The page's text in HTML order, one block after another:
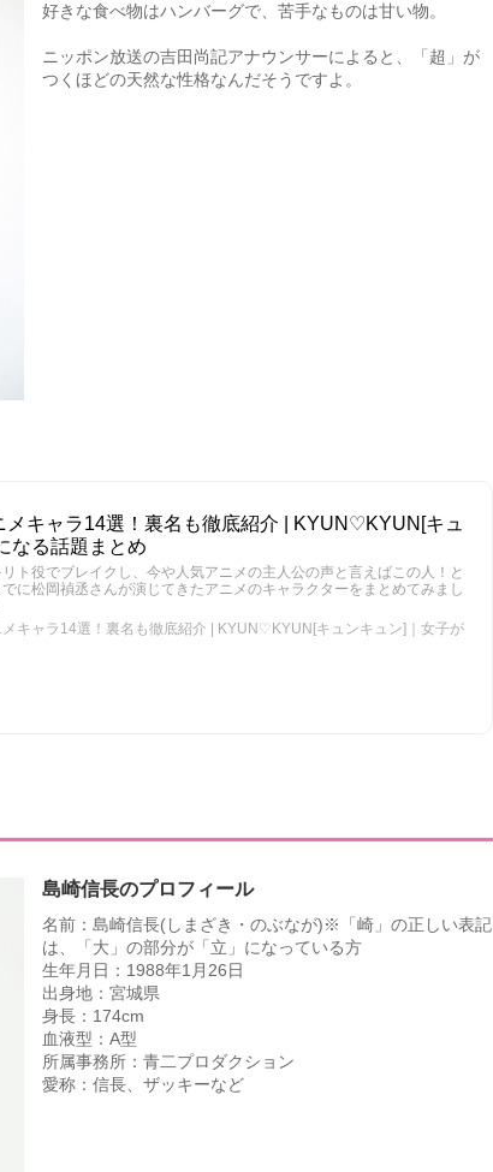
好きな食べ物はハンバーグで、苦手なものは甘い物。
ニッポン放送の吉田尚記アナウンサーによると、「超」が
つくほどの天然な性格なんだそうですよ。
メキャラ14選！裏名も徹底紹介 | KYUN♡KYUN[キュ
なる話題まとめ
ト役でブレイクし、今や人気アニメの主人公の声と言えばこの人！と
に松岡禎丞さんが演じてきたアニメのキャラクターをまとめてみまし
キャラ14選！裏名も徹底紹介 | KYUN♡KYUN[キュンキュン]｜女子が
島崎信長のプロフィール
名前：島崎信長(しまざき・のぶなが)※「崎」の正しい表記
は、「大」の部分が「立」になっている方
生年月日：1988年1月26日
出身地：宮城県
身長：174cm
血液型：A型
所属事務所：青二プロダクション
愛称：信長、ザッキーなど